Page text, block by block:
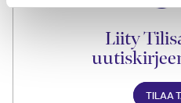
Liity
TILAA